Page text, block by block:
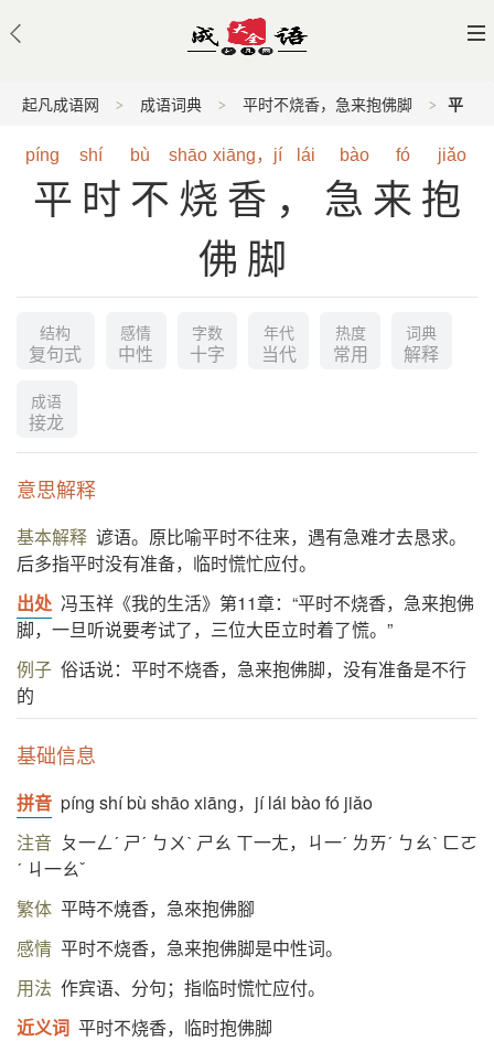
起凡成语网 成语词典 平时不烧香，急来抱佛脚 平
时不烧香，急来抱佛脚的意思
píng shí bù shāo xiāng，jí lái bào fó jiǎo
平时不烧香，急来抱
佛脚
结构
复句式
感情
中性
字数
十字
年代
当代
热度
常用
词典
解释
成语
接龙
意思解释
基本解释 谚语。原比喻平时不往来，遇有急难才去恳求。
后多指平时没有准备，临时慌忙应付。
出处 冯玉祥《我的生活》第11章：“平时不烧香，急来抱佛
脚，一旦听说要考试了，三位大臣立时着了慌。”
例子 俗话说：平时不烧香，急来抱佛脚，没有准备是不行
的
基础信息
拼音 píng shí bù shāo xiāng，jí lái bào fó jiǎo
注音 ㄆ一ㄥˊ ㄕˊ ㄅㄨˋ ㄕㄠ ㄒ一ㄤ，ㄐ一ˊ ㄌㄞˊ ㄅㄠˋ ㄈㄛ
ˊ ㄐ一ㄠˇ
繁体 平時不燒香，急來抱佛腳
感情 平时不烧香，急来抱佛脚是中性词。
用法 作宾语、分句；指临时慌忙应付。
近义词 平时不烧香，临时抱佛脚